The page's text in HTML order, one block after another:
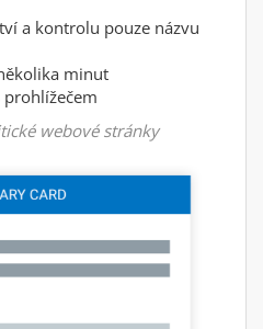
a kontrolu pouze názvu
minut
webové stránky